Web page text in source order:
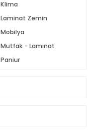
Klima
Laminat Zemin
Mobilya
Mutfak - Laminat
Panjur